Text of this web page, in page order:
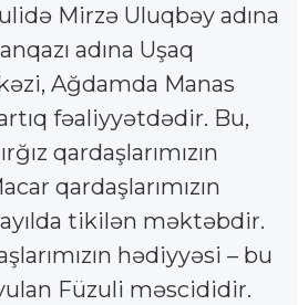
Mirzə Uluqbəy adına
adına Uşaq
Ağdamda Manas
fəaliyyətdədir. Bu,
qardaşlarımızın
qardaşlarımızın
tikilən məktəbdir.
hədiyyəsi – bu
Füzuli məscididir.